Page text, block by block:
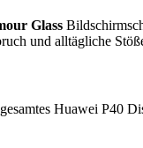
Glass
und alltägliche
Huawei P40